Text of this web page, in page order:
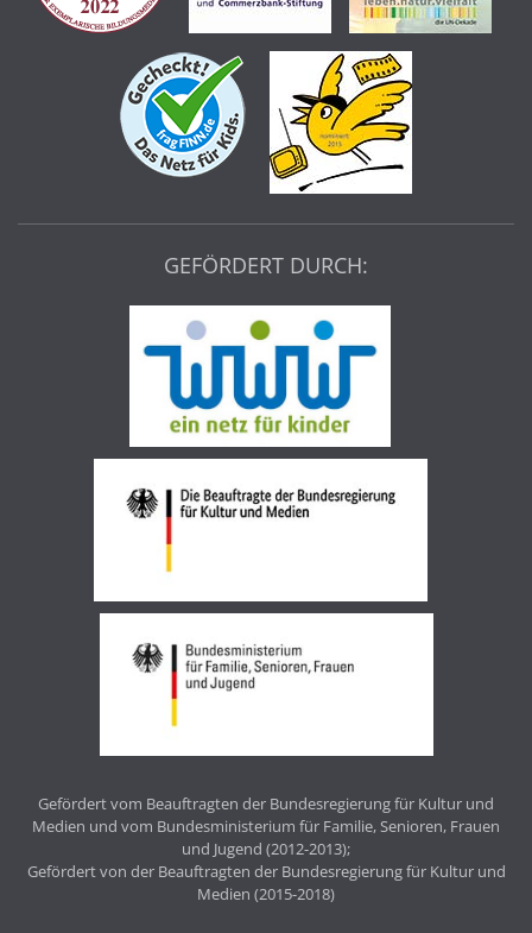
GEFÖRDERT DURCH:
Gefördert vom Beauftragten der Bundesregierung für Kultur und
Medien und vom Bundesministerium für Familie, Senioren, Frauen
und Jugend (2012-2013);
Gefördert von der Beauftragten der Bundesregierung für Kultur und
Medien (2015-2018)